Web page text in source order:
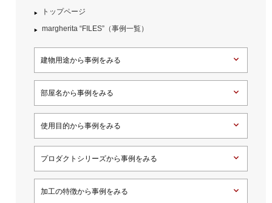
トップページ
margherita “FILES”（事例一覧）
建物用途から事例をみる
部屋名から事例をみる
使用目的から事例をみる
プロダクトシリーズから事例をみる
加工の特徴から事例をみる